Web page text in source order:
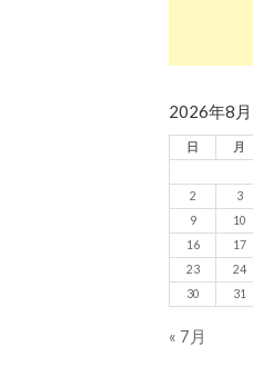
2026年8月
日 月
2
3
9
10
16
17
23
24
30
31
« 7月